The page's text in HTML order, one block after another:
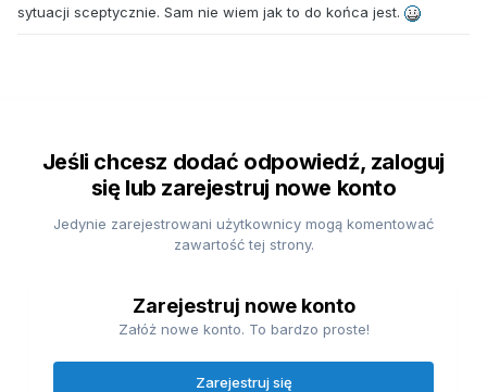
sytuacji sceptycznie. Sam nie wiem jak to do końca jest.
Jeśli chcesz dodać odpowiedź, zaloguj
się lub zarejestruj nowe konto
Jedynie zarejestrowani użytkownicy mogą komentować
zawartość tej strony.
Zarejestruj nowe konto
Załóż nowe konto. To bardzo proste!
Zarejestruj się